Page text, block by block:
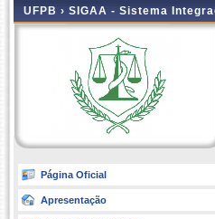
UFPB › SIGAA - Sistema
Página Oficial
Apresentação